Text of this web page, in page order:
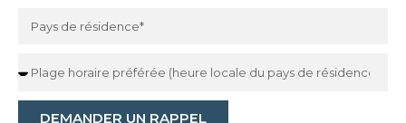
DEMANDER UN RAPPEL